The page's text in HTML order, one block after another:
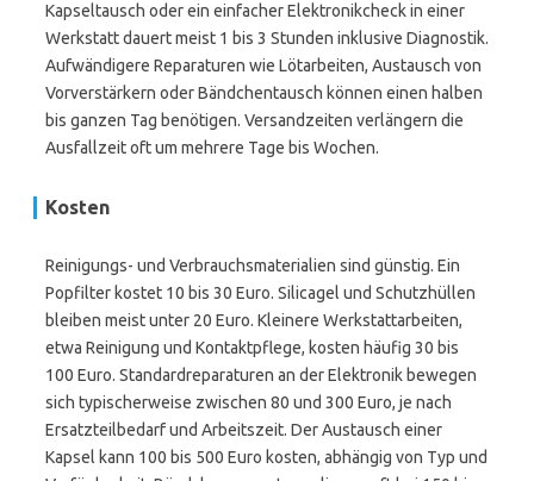
Kapseltausch oder ein einfacher Elektronikcheck in einer
Werkstatt dauert meist 1 bis 3 Stunden inklusive Diagnostik.
Aufwändigere Reparaturen wie Lötarbeiten, Austausch von
Vorverstärkern oder Bändchentausch können einen halben
bis ganzen Tag benötigen. Versandzeiten verlängern die
Ausfallzeit oft um mehrere Tage bis Wochen.
Kosten
Reinigungs- und Verbrauchsmaterialien sind günstig. Ein
Popfilter kostet 10 bis 30 Euro. Silicagel und Schutzhüllen
bleiben meist unter 20 Euro. Kleinere Werkstattarbeiten,
etwa Reinigung und Kontaktpflege, kosten häufig 30 bis
100 Euro. Standardreparaturen an der Elektronik bewegen
sich typischerweise zwischen 80 und 300 Euro, je nach
Ersatzteilbedarf und Arbeitszeit. Der Austausch einer
Kapsel kann 100 bis 500 Euro kosten, abhängig von Typ und